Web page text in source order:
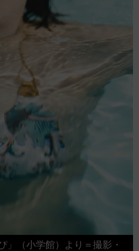
」（小学館）より＝撮影・